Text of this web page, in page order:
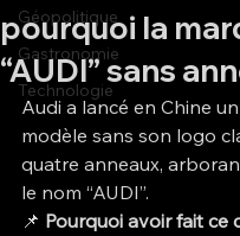
Géopolitique
Gastronomie
Technologie
pourquoi la
“AUDI” sans
Audi a lancé en Chine
modèle sans son logo
quatre anneaux,
le nom “AUDI”.
📌 Pourquoi avoir fait ce